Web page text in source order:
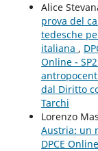
Alice
prova del
tedesche
italiana ,
Online -
dal Diritto
Tarchi
Lorenzo
Austria: un
DPCE